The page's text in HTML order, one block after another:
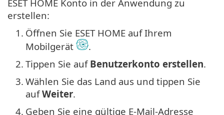
ESET HOME Konto in der Anwendung zu
erstellen:
1. Öffnen Sie ESET HOME auf Ihrem
Mobilgerät
.
2. Tippen Sie auf Benutzerkonto erstellen.
3. Wählen Sie das Land aus und tippen Sie
aufWeiter.
4. Geben Sie eine gültige E-Mail-Adresse